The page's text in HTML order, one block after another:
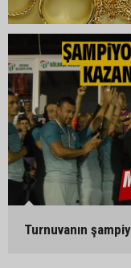
Turnuvanın